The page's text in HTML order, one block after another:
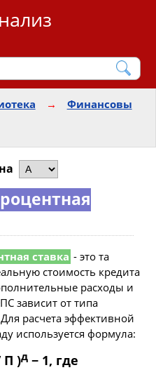
→
Финансовы
ставка - это та
стоимость кредита
расходы и
зависит от типа
расчета эффективной
используется формула:
П )д − 1, где